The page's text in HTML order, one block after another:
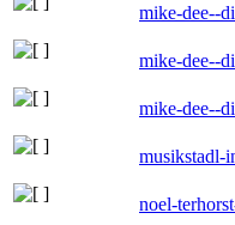
mike-dee--
mike-dee--
mike-dee--
musikstadl-
noel-